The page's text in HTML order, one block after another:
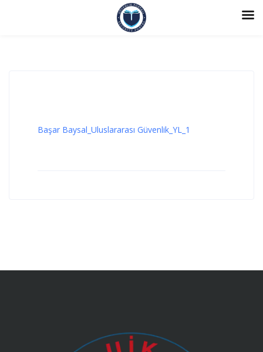
Başar Baysal_Uluslararası Güvenlik_YL_1